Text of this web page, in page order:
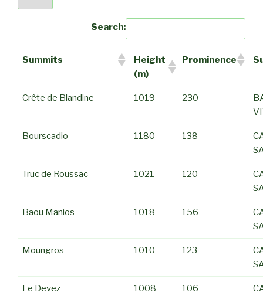
Search:
Summits
Height
(m)
Prominence
Crête de Blandine 1019 230
Bourscadio 1180 138
Truc de Roussac 1021 120
Baou Manios 1018 156
Moungros 1010 123
Le Devez 1008 106